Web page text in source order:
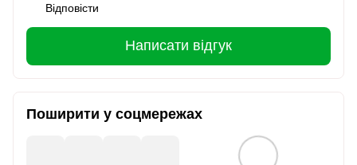
Відповісти
Написати відгук
Поширити у соцмережах